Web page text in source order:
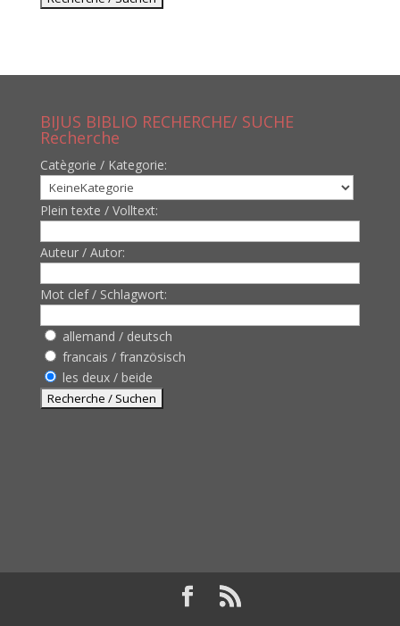
BIJUS BIBLIO RECHERCHE/ SUCHE
Recherche
Catègorie / Kategorie:
Plein texte / Volltext:
Auteur / Autor:
Mot clef / Schlagwort:
allemand / deutsch
francais / französisch
les deux / beide